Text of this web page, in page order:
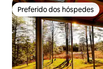
Preferido dos hóspedes
Preferido dos hóspedes